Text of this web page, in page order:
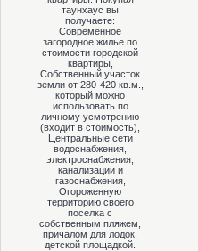
таунхаус вы
получаете:
Современное
загородное жилье по
стоимости городской
квартиры,
Собственный участок
земли от 280-420 кв.м.,
который можно
использовать по
личному усмотрению
(входит в стоимость),
Центральные сети
водоснабжения,
электроснабжения,
канализации и
газоснабжения,
Огороженную
территорию своего
поселка с
собственным пляжем,
причалом для лодок,
детской площадкой.